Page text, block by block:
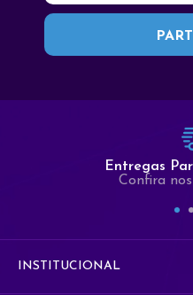
Entregas
Confira
INSTITUCIONAL
Comercial
Comercial
Vendas